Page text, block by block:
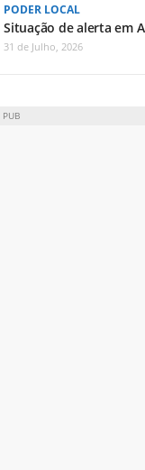
PODER LOCAL
Situação de alerta em
31 de Julho, 2026
PUB